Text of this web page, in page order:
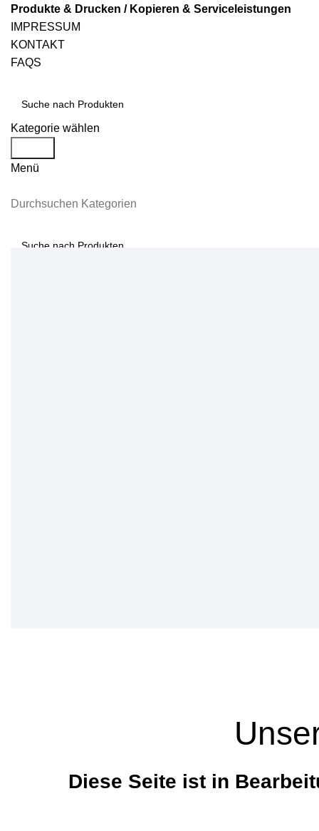
Produkte & Drucken / Kopieren & Serviceleistungen
IMPRESSUM
KONTAKT
FAQS
Kategorie wählen
Menü
Durchsuchen Kategorien
Diese Seite ist in